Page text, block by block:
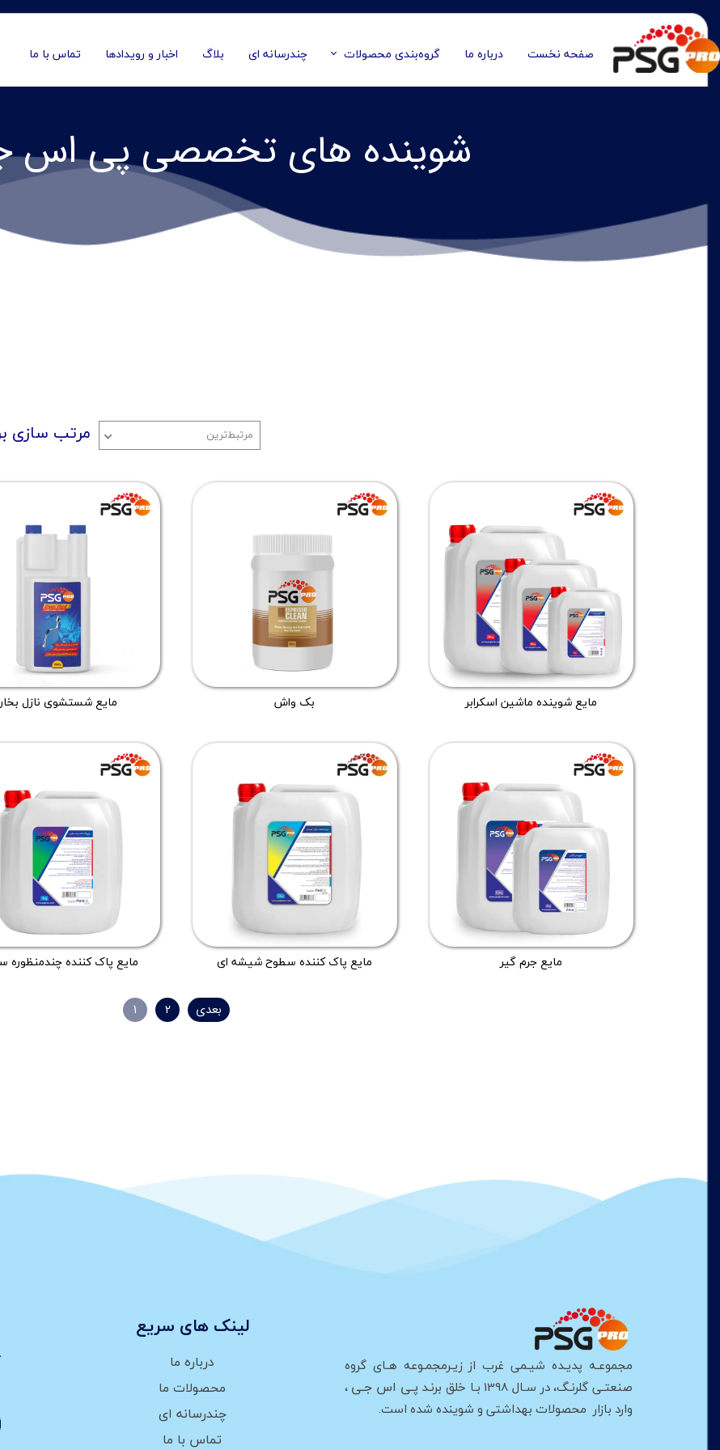
صفحه نخست درباره ما گروه‌بندی محصولات چندرسانه ای بلاگ اخبار و رویدادها تماس با ما
مرتب سازی مرتبط‌ترین
مایع شستشوی نازل بخار بک واش مایع شوینده ماشین اسکرابر
مایع پاک کننده چندمنظوره مایع پاک کننده سطوح شیشه ای مایع جرم گیر
۱ ۲ بعدی
شوینده های تخصصی پی اس
مجموعـه پدیـده شیـمی غرب از زیـرمجمـوعه هـای گروه
صنعتـی گلرنـگ، در سـال 1398 بـا خلق برنـد
پـی اس جـی،
وارد بازار محصولات بهداشتی و شوینده شده است.
درباره ما
محصولات ما
چندرسانه ای
تماس با ما
لینک های سریع